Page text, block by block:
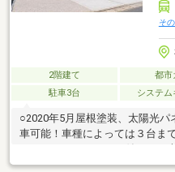
そ
2階建て 都市
駐車3台
システム
○2020年5月屋根塗装、太陽光
車可能！車種によっては３台ま
ークインクローゼット付き！ご
ね○リビングイン階段です☆外